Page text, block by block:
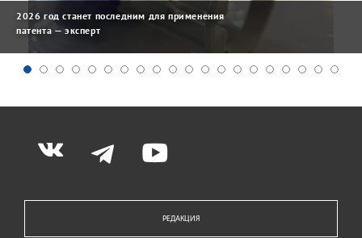
2026 год станет последним для применения
патента — эксперт
РЕДАКЦИЯ